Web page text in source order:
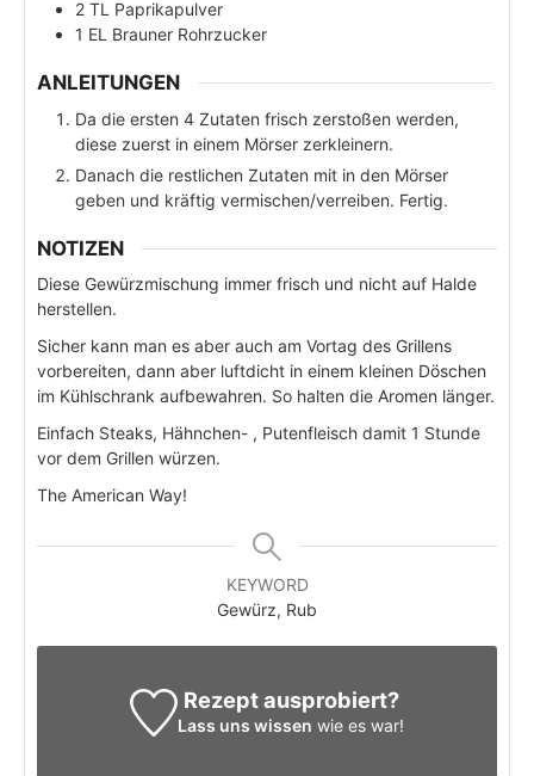
2 TL Paprikapulver
1 EL Brauner Rohrzucker
ANLEITUNGEN
Da die ersten 4 Zutaten frisch zerstoßen werden,
diese zuerst in einem Mörser zerkleinern.
Danach die restlichen Zutaten mit in den Mörser
geben und kräftig vermischen/verreiben. Fertig.
NOTIZEN
Diese Gewürzmischung immer frisch und nicht auf Halde
herstellen.
Sicher kann man es aber auch am Vortag des Grillens
vorbereiten, dann aber luftdicht in einem kleinen Döschen
im Kühlschrank aufbewahren. So halten die Aromen länger.
Einfach Steaks, Hähnchen- , Putenfleisch damit 1 Stunde
vor dem Grillen würzen.
The American Way!
KEYWORD
Gewürz, Rub
Rezept ausprobiert?
Lass uns wissen wie es war!